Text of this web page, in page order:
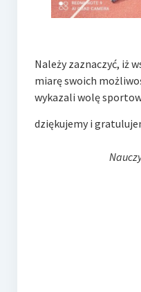
Należy zaznaczyć, iż
miarę swoich
wykazali wolę
dziękujemy i